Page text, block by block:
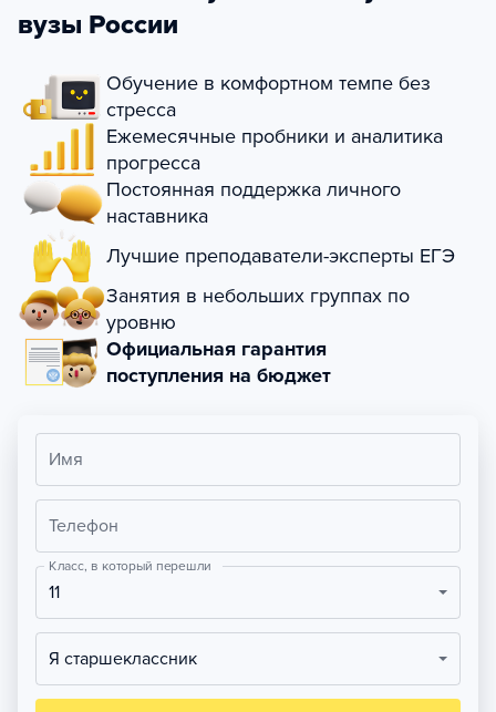
вузы России
Обучение в комфортном темпе без
стресса
Ежемесячные пробники и аналитика
прогресса
Постоянная поддержка личного
наставника
Лучшие преподаватели-эксперты ЕГЭ
Занятия в небольших группах по
уровню
Официальная гарантия
поступления на бюджет
Имя
Телефон
Класс, в который перешли
11
Я старшеклассник